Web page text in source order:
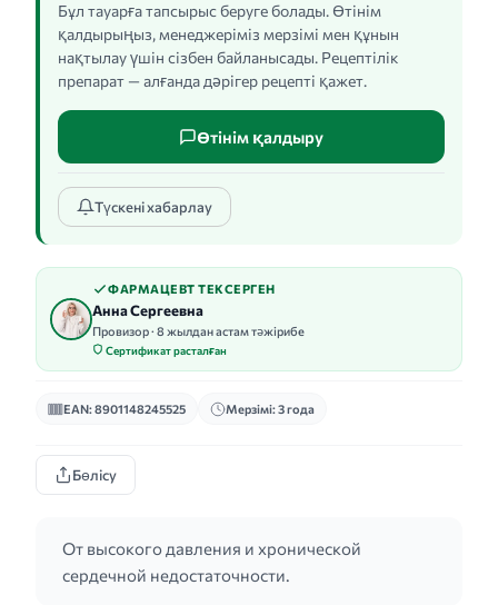
Бұл тауарға тапсырыс беруге болады. Өтінім
қалдырыңыз, менеджеріміз мерзімі мен құнын
нақтылау үшін сізбен байланысады. Рецептілік
препарат — алғанда дәрігер рецепті қажет.
Өтінім қалдыру
Түскені хабарлау
ФАРМАЦЕВТ ТЕКСЕРГЕН
Анна Сергеевна
Провизор · 8 жылдан астам тәжірибе
Сертификат расталған
EAN: 8901148245525 Мерзімі: 3 года
Бөлісу
От высокого давления и хронической
сердечной недостаточности.